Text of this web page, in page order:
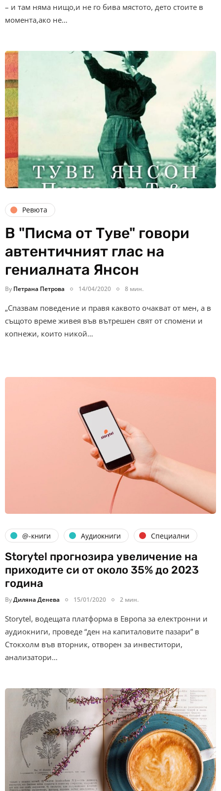
– и там няма нищо,и не го бива мястото, дето стоите в
момента,ако не…
Ревюта
В "Писма от Туве" говори
автентичният глас на
гениалната Янсон
By Петрана Петрова 14/04/2020 8 мин.
„Спазвам поведение и правя каквото очакват от мен, а в
същото време живея във вътрешен свят от спомени и
копнежи, които никой…
@-книги Аудиокниги Специални
Storytel прогнозира увеличение на
приходите си от около 35% до 2023
година
ByДиляна Денева 15/01/2020 2 мин.
Storytel, водещата платформа в Европа за електронни и
аудиокниги, проведе “ден на капиталовите пазари” в
Стокхолм във вторник, отворен за инвеститори,
анализатори…